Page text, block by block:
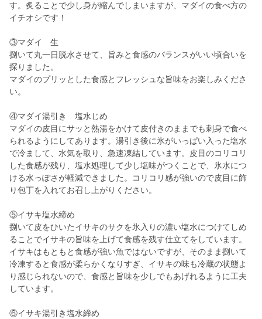
す。炙ることで少し身が縮んでしまいますが、マダイの食べ方の
イチオシです！
③マダイ 生
捌いて丸一日脱水させて、旨みと食感のバランスがいい頃合いを
探りました。
マダイのプリッとした食感とフレッシュな旨味をお楽しみくださ
い。
④マダイ湯引き 塩水じめ
マダイの皮目にサッと熱湯をかけて皮付きのままでも刺身で食べ
られるようにしてあります。湯引き後に氷がいっぱい入った塩水
で冷まして、水気を取り、急速凍結しています。皮目のコリコリ
した食感が残り、塩水処理して少し塩味がつくことで、氷水につ
ける水っぽさが軽減できました。コリコリ感が強いので皮目に飾
り包丁を入れてお召し上がりください。
⑤イサキ塩水締め
捌いて皮をひいたイサキのサクを氷入りの濃い塩水につけてしめ
ることでイサキの旨味を上げて食感を残す仕立てをしています。
イサキはもともと食感が強い魚ではないですが、そのまま捌いて
冷凍すると食感が柔らかくなりすぎ、イサキの味も冷蔵の状態よ
り感じられないので、食感と旨味を少しでもあげれるように工夫
しています。
⑥イサキ湯引き塩水締め